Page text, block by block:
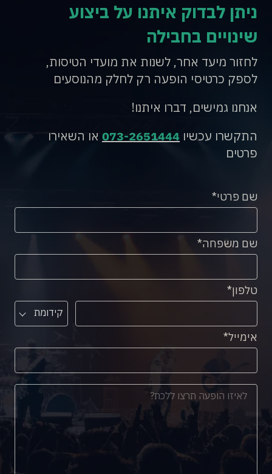
ניתן לבדוק איתנו על ביצוע
שינויים בחבילה
לחזור מיעד אחר, לשנות את מועדי הטיסות,
לספק כרטיסי הופעה רק לחלק מהנוסעים
אנחנו גמישים, דברו איתנו!
התקשרו עכשיו 073-2651444 או השאירו
פרטים
שם פרטי
שם משפחה
טלפון
קידומת
אימייל